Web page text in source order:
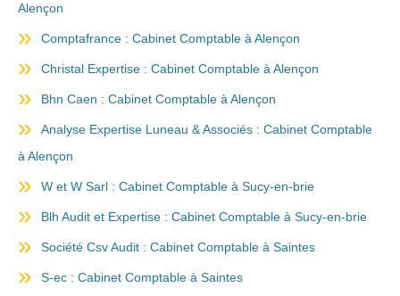
Alençon
Comptafrance : Cabinet Comptable à Alençon
Christal Expertise : Cabinet Comptable à Alençon
Bhn Caen : Cabinet Comptable à Alençon
Analyse Expertise Luneau & Associés : Cabinet Comptable
à Alençon
W et W Sarl : Cabinet Comptable à Sucy-en-brie
Blh Audit et Expertise : Cabinet Comptable à Sucy-en-brie
Société Csv Audit : Cabinet Comptable à Saintes
S-ec : Cabinet Comptable à Saintes